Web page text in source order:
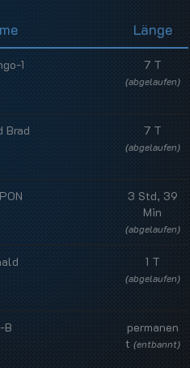
Länge
1 7 T
(abgelaufen)
Brad 7 T
(abgelaufen)
3 Std, 39
Min
(abgelaufen)
1 T
(abgelaufen)
B
permanen
t (entbannt)